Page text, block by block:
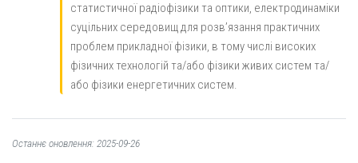
статистичної радіофізики та оптики, електродинаміки
суцільних середовищ для розв’язання практичних
проблем прикладної фізики, в тому числі високих
фізичних технологій та/або фізики живих систем та/
або фізики енергетичних систем.
Останнє оновлення: 2025-09-26